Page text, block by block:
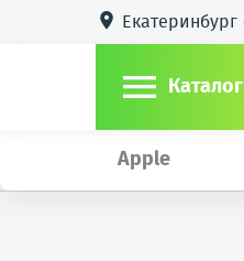
 Екатеринбург
 Каталог
Apple